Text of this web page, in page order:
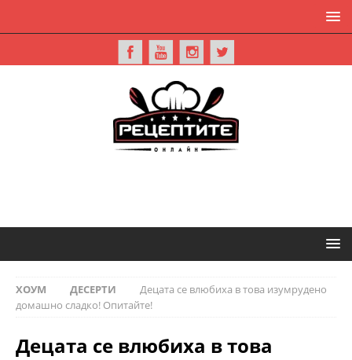
ХОУМ ДЕСЕРТИ
Децата се влюбиха в това изумрудено
домашно сладко! Опитайте!
Децата се влюбиха в това